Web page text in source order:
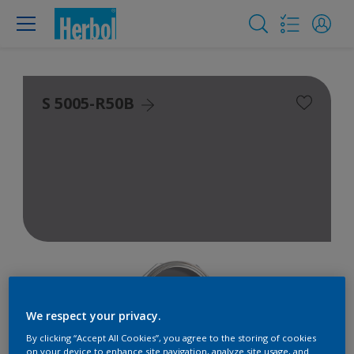
S 5005-R50B
We respect your privacy.
By clicking “Accept All Cookies”, you agree to the storing of cookies
on your device to enhance site navigation, analyze site usage, and